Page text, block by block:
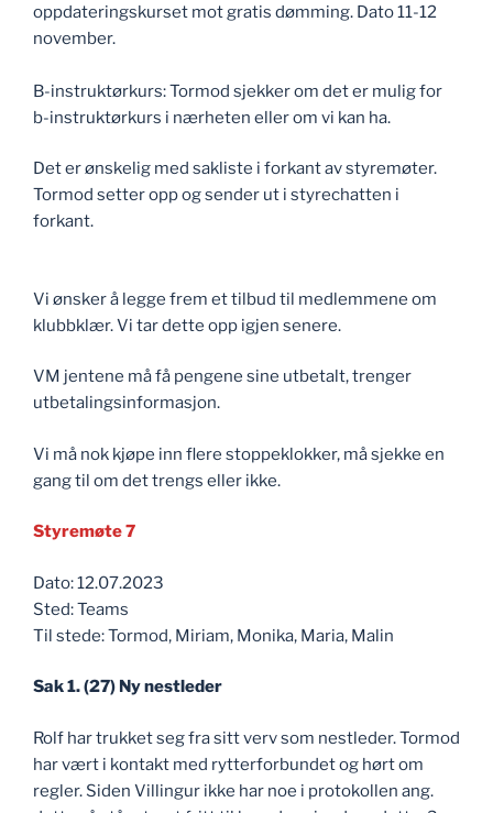
oppdateringskurset mot gratis dømming. Dato 11-12
november.
B-instruktørkurs: Tormod sjekker om det er mulig for
b-instruktørkurs i nærheten eller om vi kan ha.
Det er ønskelig med sakliste i forkant av styremøter.
Tormod setter opp og sender ut i styrechatten i
forkant.
Vi ønsker å legge frem et tilbud til medlemmene om
klubbklær. Vi tar dette opp igjen senere.
VM jentene må få pengene sine utbetalt, trenger
utbetalingsinformasjon.
Vi må nok kjøpe inn flere stoppeklokker, må sjekke en
gang til om det trengs eller ikke.
Styremøte 7
Dato: 12.07.2023
Sted: Teams
Til stede: Tormod, Miriam, Monika, Maria, Malin
Sak 1. (27) Ny nestleder
Rolf har trukket seg fra sitt verv som nestleder. Tormod
har vært i kontakt med rytterforbundet og hørt om
regler. Siden Villingur ikke har noe i protokollen ang.